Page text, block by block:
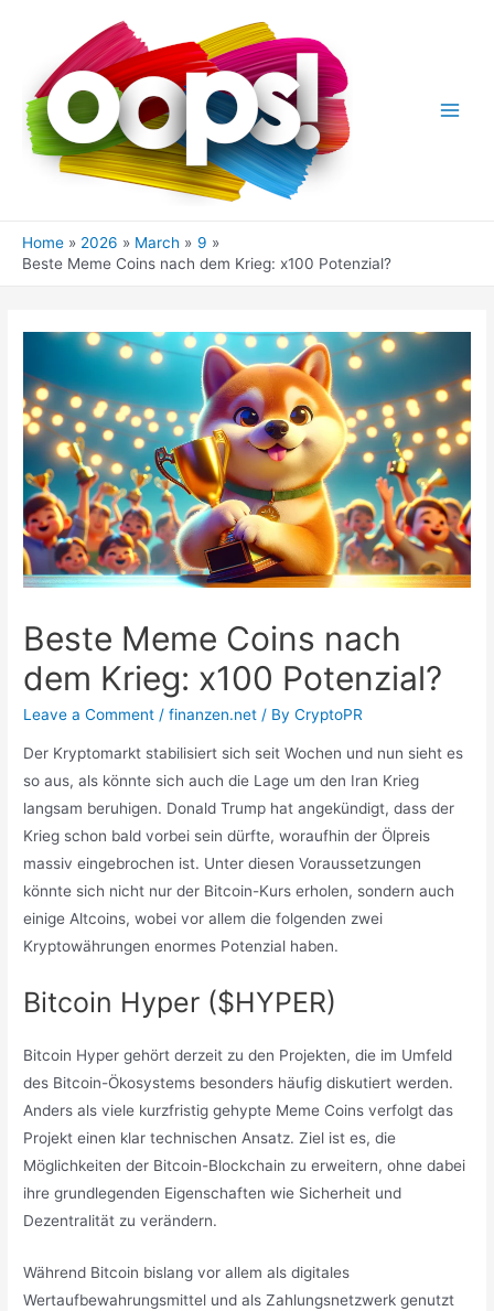
Home 2026 March
9
Beste Meme Coins nach dem Krieg: x100 Potenzial?
Beste Meme Coins nach
dem Krieg: x100 Potenzial?
Leave a Comment /finanzen.net / ByCryptoPR
Der Kryptomarkt stabilisiert sich seit Wochen und nun sieht es
so aus, als könnte sich auch die Lage um den Iran Krieg
langsam beruhigen. Donald Trump hat angekündigt, dass der
Krieg schon bald vorbei sein dürfte, woraufhin der Ölpreis
massiv eingebrochen ist. Unter diesen Voraussetzungen
könnte sich nicht nur der Bitcoin-Kurs erholen, sondern auch
einige Altcoins, wobei vor allem die folgenden zwei
Kryptowährungen enormes Potenzial haben.
Bitcoin Hyper ($HYPER)
Bitcoin Hyper gehört derzeit zu den Projekten, die im Umfeld
des Bitcoin-Ökosystems besonders häufig diskutiert werden.
Anders als viele kurzfristig gehypte Meme Coins verfolgt das
Projekt einen klar technischen Ansatz. Ziel ist es, die
Möglichkeiten der Bitcoin-Blockchain zu erweitern, ohne dabei
ihre grundlegenden Eigenschaften wie Sicherheit und
Dezentralität zu verändern.
Während Bitcoin bislang vor allem als digitales
Wertaufbewahrungsmittel und als Zahlungsnetzwerk genutzt